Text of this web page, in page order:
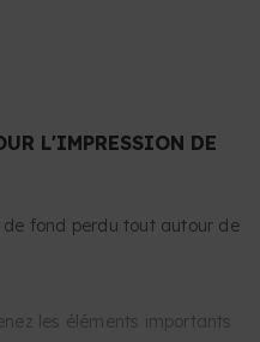
L'IMPRESSION DE
de fond perdu tout autour de
les éléments importants